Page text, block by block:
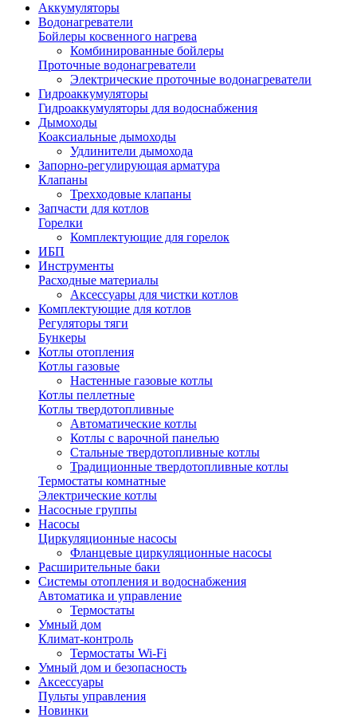
Аккумуляторы
Водонагреватели
Бойлеры косвенного нагрева
Комбинированные бойлеры
Проточные водонагреватели
Электрические проточные водонагреватели
Гидроаккумуляторы
Гидроаккумуляторы для водоснабжения
Дымоходы
Коаксиальные дымоходы
Удлинители дымохода
Запорно-регулирующая арматура
Клапаны
Трехходовые клапаны
Запчасти для котлов
Горелки
Комплектующие для горелок
ИБП
Инструменты
Расходные материалы
Аксессуары для чистки котлов
Комплектующие для котлов
Регуляторы тяги
Бункеры
Котлы отопления
Котлы газовые
Настенные газовые котлы
Котлы пеллетные
Котлы твердотопливные
Автоматические котлы
Котлы с варочной панелью
Стальные твердотопливные котлы
Традиционные твердотопливные котлы
Термостаты комнатные
Электрические котлы
Насосные группы
Насосы
Циркуляционные насосы
Фланцевые циркуляционные насосы
Расширительные баки
Системы отопления и водоснабжения
Автоматика и управление
Термостаты
Умный дом
Климат-контроль
Термостаты Wi-Fi
Умный дом и безопасность
Аксессуары
Пульты управления
Новинки